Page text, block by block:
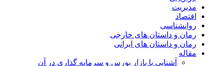
مدیریت
اقتصاد
روانشناسی
رمان و داستان های خارجی
رمان و داستان های ایرانی
مقاله
آشنایی با بازار بورس و سرمایه گذاری در آن